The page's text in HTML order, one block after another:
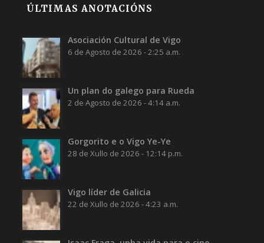
ÚLTIMAS ANOTACIÓNS
Asociación Cultural de Vigo
6 de Agosto de 2026 - 2:25 a.m.
Un plan do galego para Rueda
2 de Agosto de 2026 - 4:14 a.m.
Gorgorito e o Vigo Ye-Ye
28 de Xullo de 2026 - 12:14 p.m.
Vigo líder de Galicia
22 de Xullo de 2026 - 4:23 a.m.